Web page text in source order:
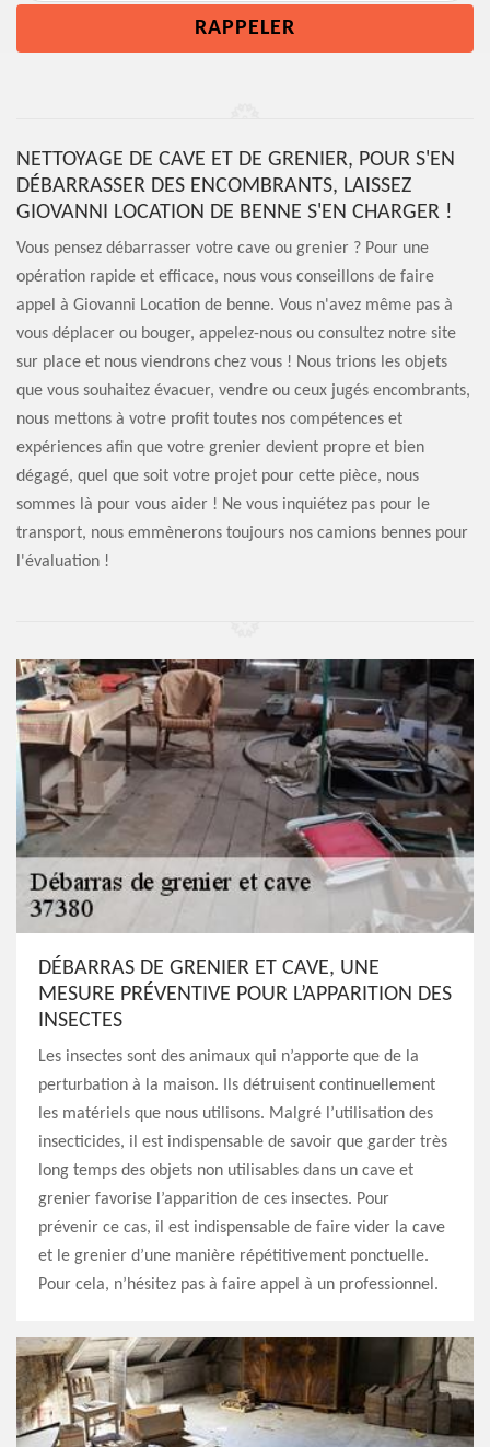
NETTOYAGE DE CAVE ET DE GRENIER, POUR S'EN
DÉBARRASSER DES ENCOMBRANTS, LAISSEZ
GIOVANNI LOCATION DE BENNE S'EN CHARGER !
Vous pensez débarrasser votre cave ou grenier ? Pour une
opération rapide et efficace, nous vous conseillons de faire
appel à Giovanni Location de benne. Vous n'avez même pas à
vous déplacer ou bouger, appelez-nous ou consultez notre site
sur place et nous viendrons chez vous ! Nous trions les objets
que vous souhaitez évacuer, vendre ou ceux jugés encombrants,
nous mettons à votre profit toutes nos compétences et
expériences afin que votre grenier devient propre et bien
dégagé, quel que soit votre projet pour cette pièce, nous
sommes là pour vous aider ! Ne vous inquiétez pas pour le
transport, nous emmènerons toujours nos camions bennes pour
l'évaluation !
DÉBARRAS DE GRENIER ET CAVE, UNE
MESURE PRÉVENTIVE POUR L’APPARITION DES
INSECTES
Les insectes sont des animaux qui n’apporte que de la
perturbation à la maison. Ils détruisent continuellement
les matériels que nous utilisons. Malgré l’utilisation des
insecticides, il est indispensable de savoir que garder très
long temps des objets non utilisables dans un cave et
grenier favorise l’apparition de ces insectes. Pour
prévenir ce cas, il est indispensable de faire vider la cave
et le grenier d’une manière répétitivement ponctuelle.
Pour cela, n’hésitez pas à faire appel à un professionnel.